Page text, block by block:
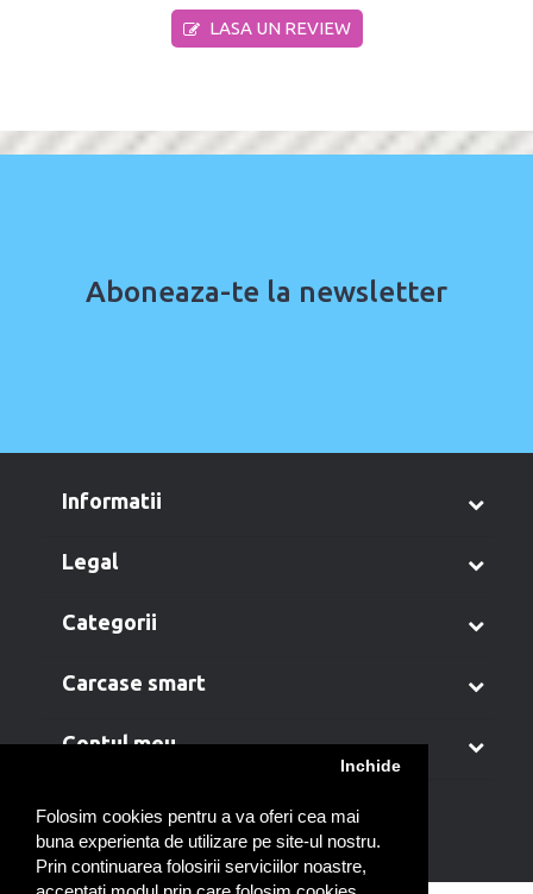
Folosim cookies pentru a va oferi cea mai
buna experienta de utilizare pe site-ul nostru.
Prin continuarea folosirii serviciilor noastre,
Inchide
LASA UN REVIEW
Aboneaza-te la newsletter
informatii
legal
categorii
carcase smart
contul meu